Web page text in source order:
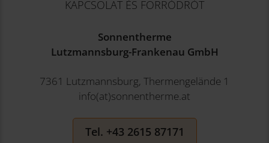
KAPCSOLAT ÉS FORRÓDRÓT
Sonnentherme
Lutzmannsburg-Frankenau GmbH
7361 Lutzmannsburg, Thermengelände 1
info(at)sonnentherme.at
Tel. +43 2615 87171